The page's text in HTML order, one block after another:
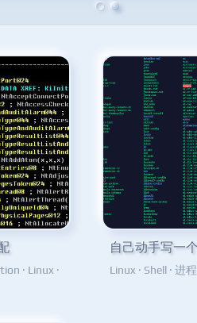
· Linux ·
自己动手写一
Linux · Shell ·进